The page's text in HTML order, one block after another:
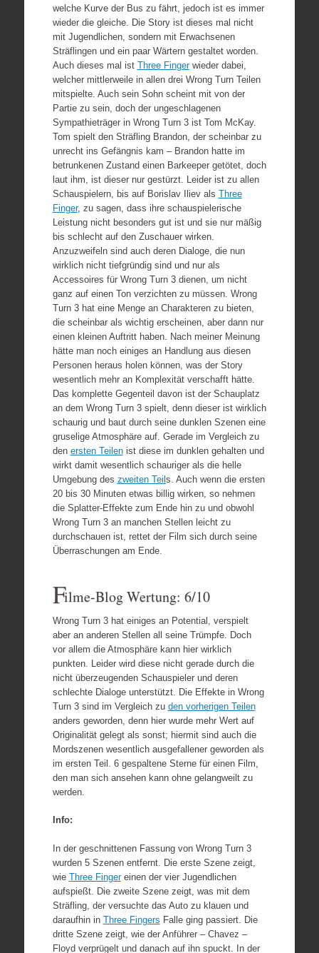
welche Kurve der Bus zu fährt, jedoch ist es immer
wieder die gleiche. Die Story ist dieses mal nicht
mit Jugendlichen, sondern mit Erwachsenen
Sträflingen und ein paar Wärtern gestaltet worden.
Auch dieses mal ist Three Fingerwieder dabei,
welcher mittlerweile in allen drei Wrong Turn Teilen
mitspielte. Auch sein Sohn scheint mit von der
Partie zu sein, doch der ungeschlagenen
Sympathieträger in Wrong Turn 3 ist Tom McKay.
Tom spielt den Sträfling Brandon, der scheinbar zu
unrecht ins Gefängnis kam – Brandon hatte im
betrunkenen Zustand einen Barkeeper getötet, doch
laut ihm, ist dieser nur gestürzt. Leider ist zu allen
Schauspielern, bis auf Borislav Iliev als Three
Finger, zu sagen, dass ihre schauspielerische
Leistung nicht besonders gut ist und sie nur mäßig
bis schlecht auf den Zuschauer wirken.
Anzuzweifeln sind auch deren Dialoge, die nun
wirklich nicht tiefgründig sind und nur als
Accessoires für Wrong Turn 3 dienen, um nicht
ganz auf einen Ton verzichten zu müssen. Wrong
Turn 3 hat eine Menge an Charakteren zu bieten,
die scheinbar als wichtig erscheinen, aber dann nur
einen kleinen Auftritt haben. Nach meiner Meinung
hätte man noch einiges an Handlung aus diesen
Personen heraus holen können, was der Story
wesentlich mehr an Komplexität verschafft hätte.
Das komplette Gegenteil davon ist der Schauplatz
an dem Wrong Turn 3 spielt, denn dieser ist wirklich
schaurig und baut durch seine dunklen Szenen eine
gruselige Atmosphäre auf. Gerade im Vergleich zu
den ersten Teilenist diese im dunklen gehalten und
wirkt damit wesentlich schauriger als die helle
Umgebung des zweiten Teils. Auch wenn die ersten
20 bis 30 Minuten etwas billig wirken, so nehmen
die Splatter-Effekte zum Ende hin zu und obwohl
Wrong Turn 3 an manchen Stellen leicht zu
durchschauen ist, rettet der Film sich durch seine
Überraschungen am Ende.
Filme-Blog Wertung: 6/10
Wrong Turn 3 hat einiges an Potential, verspielt
aber an anderen Stellen all seine Trümpfe. Doch
vor allem die Atmosphäre kann hier wirklich
punkten. Leider wird diese nicht gerade durch die
nicht überzeugenden Schauspieler und deren
schlechte Dialoge unterstützt. Die Effekte in Wrong
Turn 3 sind im Vergleich zu den vorherigen Teilen
anders geworden, denn hier wurde mehr Wert auf
Originalität gelegt als sonst; hiermit sind auch die
Mordszenen wesentlich ausgefallener geworden als
im ersten Teil. 6 gespaltene Sterne für einen Film,
den man sich ansehen kann ohne gelangweilt zu
werden.
Info:
In der geschnittenen Fassung von Wrong Turn 3
wurden 5 Szenen entfernt. Die erste Szene zeigt,
wie Three Fingereinen der vier Jugendlichen
aufspießt. Die zweite Szene zeigt, was mit dem
Sträfling, der versuchte das Auto zu klauen und
daraufhin in Three Fingers Falle ging passiert. Die
dritte Szene zeigt, wie der Anführer – Chavez –
Floyd verprügelt und danach auf ihn spuckt. In der